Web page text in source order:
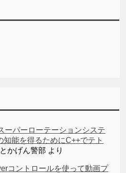
ーパーローテーションシステ
知能を得るためにC++でテト
とかげん警部 より
コントロールを使って動画プ